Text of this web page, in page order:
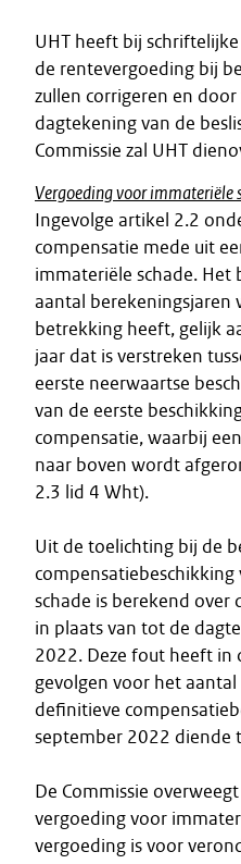
UHT heeft bij
de rentevergoeding bij
zullen corrigeren en
dagtekening van de
Commissie zal UHT
Vergoeding voor immateriële
Ingevolge artikel 2.2
compensatie mede uit
immateriële schade. Het
aantal berekeningsjaren
betrekking heeft, gelijk
jaar dat is verstreken
eerste neerwaartse
van de eerste
compensatie, waarbij
naar boven wordt
2.3 lid 4 Wht).
Uit de toelichting bij de
schade is berekend
in plaats van tot de
2022. Deze fout heeft in
gevolgen voor het
definitieve
september 2022 diende
De Commissie
vergoeding voor
vergoeding is voor